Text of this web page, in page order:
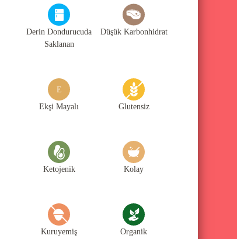
tDerin Dondurucuda
Saklanan
Düşük Karbonhidrat
E
Ekşi Mayalı Glutensiz
Ketojenik Kolay
Kuruyemiş
Organik